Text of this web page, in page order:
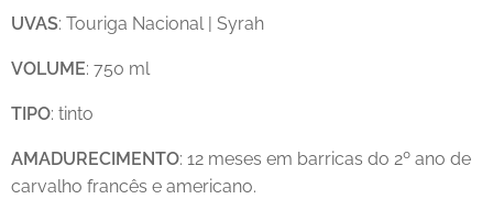
UVAS: Touriga Nacional | Syrah
VOLUME: 750 ml
TIPO: tinto
AMADURECIMENTO: 12 meses em barricas do 2º ano de
carvalho francês e americano.